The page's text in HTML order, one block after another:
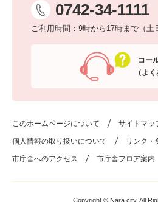
0742-34-1111
ご利用時間：9時から17時まで（土
コー
（よ
このホームページについて サイトマッ
個人情報の取り扱いについて リンク・
市庁舎へのアクセス 市庁舎フロア案内
Copyright © Nara city. All